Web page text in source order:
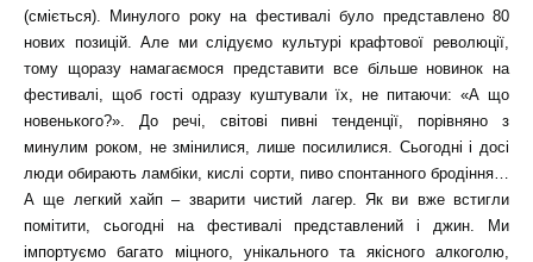
(сміється). Минулого року на фестивалі було представлено 80
нових позицій. Але ми слідуємо культурі крафтової революції,
тому щоразу намагаємося представити все більше новинок на
фестивалі, щоб гості одразу куштували їх, не питаючи: «А що
новенького?». До речі, світові пивні тенденції, порівняно з
минулим роком, не змінилися, лише посилилися. Сьогодні і досі
люди обирають ламбіки, кислі сорти, пиво спонтанного бродіння…
А ще легкий хайп – зварити чистий лагер. Як ви вже встигли
помітити, сьогодні на фестивалі представлений і джин. Ми
імпортуємо багато міцного, унікального та якісного алкоголю,